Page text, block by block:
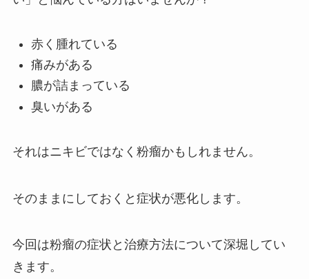
赤く腫れている
痛みがある
膿が詰まっている
臭いがある
それはニキビではなく 粉瘤かもしれません。
そのままにしておくと症状が悪化します。
今回は粉瘤の症状と治療方法について深堀してい
きます。